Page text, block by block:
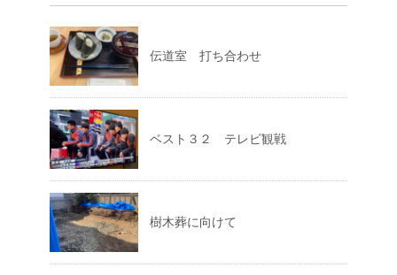
伝道室 打ち合わせ
ベスト３２ テレビ観戦
樹木葬に向けて